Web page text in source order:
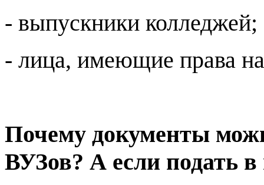
- выпускники колледжей;
- лица, имеющие права
Почему документы
ВУЗов? А если подать